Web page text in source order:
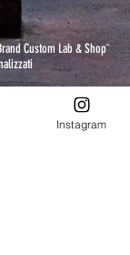
Custom Lab & Shop
Instagram